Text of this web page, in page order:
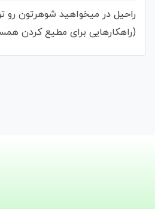
راحیل در میخواهید شوهرتون رو
(راهکارهایی برای مطیع کردن